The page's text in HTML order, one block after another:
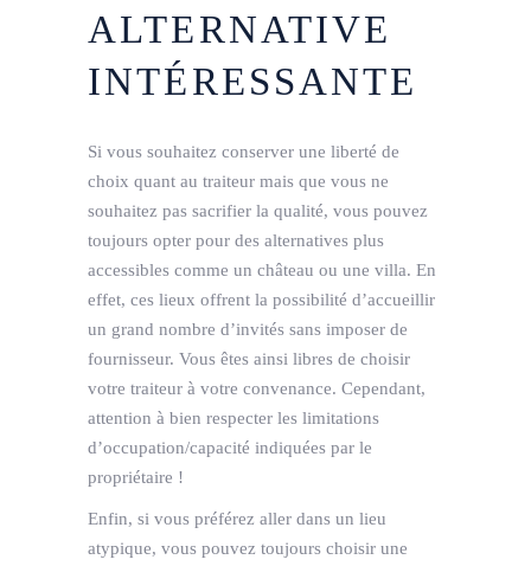
ALTERNATIVE
INTÉRESSANTE
Si vous souhaitez conserver une liberté de
choix quant au traiteur mais que vous ne
souhaitez pas sacrifier la qualité, vous pouvez
toujours opter pour des alternatives plus
accessibles comme un château ou une villa. En
effet, ces lieux offrent la possibilité d’accueillir
un grand nombre d’invités sans imposer de
fournisseur. Vous êtes ainsi libres de choisir
votre traiteur à votre convenance. Cependant,
attention à bien respecter les limitations
d’occupation/capacité indiquées par le
propriétaire !
Enfin, si vous préférez aller dans un lieu
atypique, vous pouvez toujours choisir une